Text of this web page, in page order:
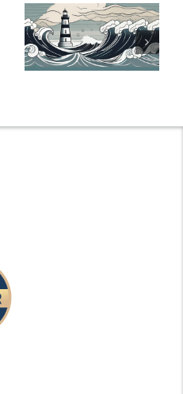
Die Evolution
der
Bauzinsen: Ein
Blick in die